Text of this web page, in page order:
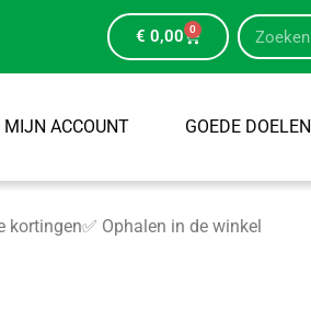
€ 0,00 0
MIJN ACCOUNT GOEDE DOELEN
kortingen✅ Ophalen in de winkel